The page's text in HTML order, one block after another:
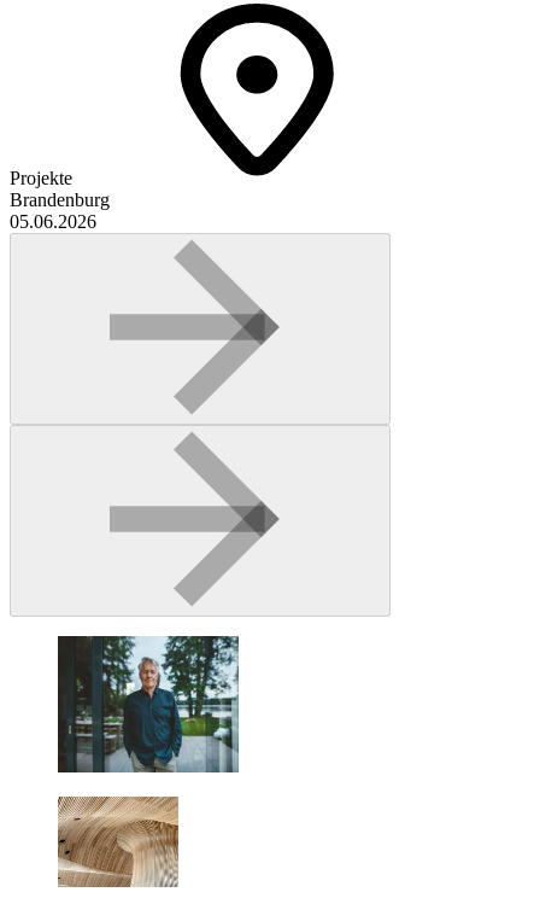
Projekte
Brandenburg
05.06.2026